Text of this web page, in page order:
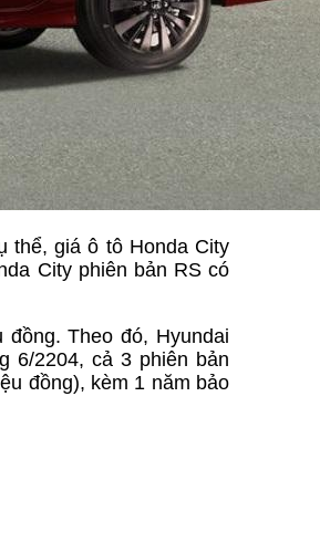
thể, giá ô tô Honda City
City phiên bản RS có
Theo đó, Hyundai
6/2204, cả 3 phiên bản
đồng), kèm 1 năm bảo